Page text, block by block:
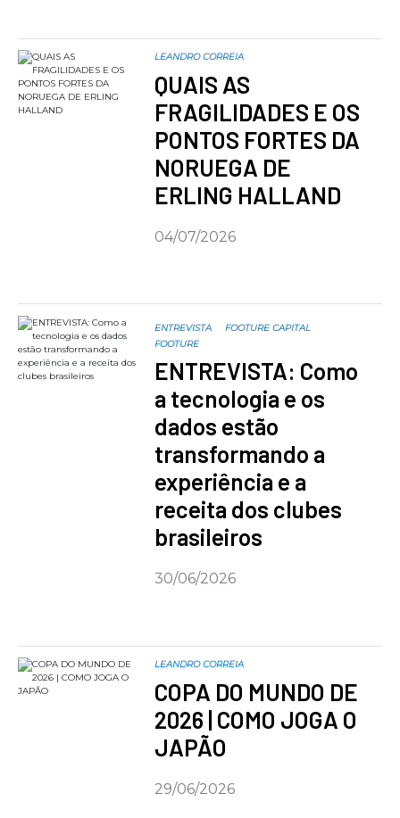
LEANDRO CORREIA
QUAIS AS
FRAGILIDADES E OS
PONTOS FORTES DA
NORUEGA DE
ERLING HALLAND
04/07/2026
ENTREVISTA
FOOTURE CAPITAL
FOOTURE
ENTREVISTA: Como
a tecnologia e os
dados estão
transformando a
experiência e a
receita dos clubes
brasileiros
30/06/2026
LEANDRO CORREIA
COPA DO MUNDO DE
2026 | COMO JOGA O
JAPÃO
29/06/2026